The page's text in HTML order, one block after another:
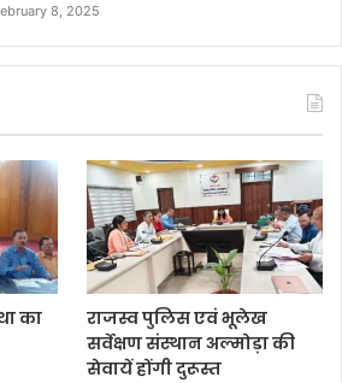
8, 2025
का
राजस्व पुलिस एवं भूलेख
सर्वेक्षण संस्थान अल्मोड़ा की
सेवायें होंगी दुरूस्त